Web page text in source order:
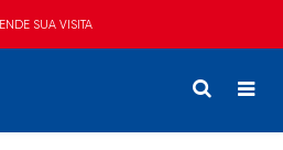
SUA VISITA